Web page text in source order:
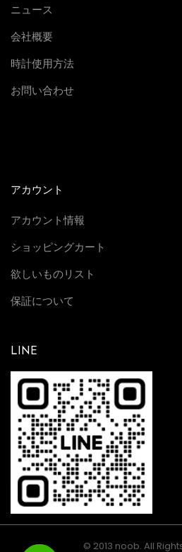
た
レ
ッ
イ
タ
ー
パ
ペ
ュ
ル
デ
イ
デ
イ
ト
0
ニュース
会社概要
時計使用方法
お問い合わせ
アカウント
アカウント情報
ショッピングカート
欲しいものリスト
保証について
LINE
© 2013 noob. All